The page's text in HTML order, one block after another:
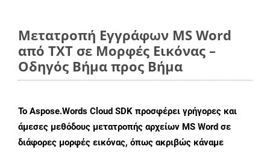
Μετατροπή Εγγράφων MS Word
από TXT σε Μορφές Εικόνας –
Οδηγός Βήμα προς Βήμα
Το Aspose.Words Cloud SDK προσφέρει γρήγορες και
άμεσες μεθόδους μετατροπής αρχείων MS Word σε
διάφορες μορφές εικόνας, όπως ακριβώς κάναμε